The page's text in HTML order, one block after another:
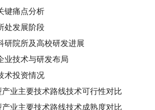
键痛点分析
处发展阶段
研院所及高校研发进展
业技术与研发布局
术投资情况
业主要技术路线技术可行性对比
业主要技术路线技术成熟度对比